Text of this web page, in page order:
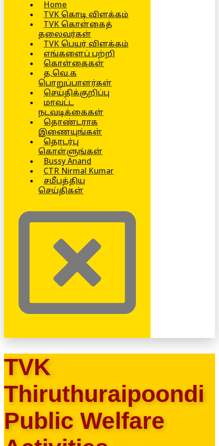
Home
TVK கொடி விளக்கம்
TVK கொள்கைத்
தலைவர்கள்
TVK பெயர் விளக்கம்
எங்களைப் பற்றி
கொள்கைகள்
த.வெ.க
பொறுப்பாளர்கள்
செய்திக்குறிப்பு
மாவட்ட
நடவடிக்கைகள்
தொண்டராக
இணையுங்கள்
தொடர்பு
கொள்ளுங்கள்
Bussy Anand
CTR Nirmal Kumar
சமீபத்திய
செய்திகள்
TVK
Thiruthuraipoondi
Public Welfare